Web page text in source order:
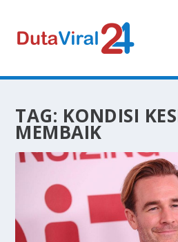
TAG: KONDISI
MEMBAIK